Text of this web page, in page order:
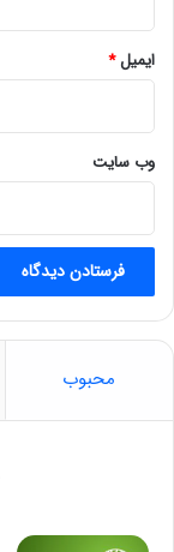
خ
ص
ش
ایمیل*
وب‌ سایت
محبوب